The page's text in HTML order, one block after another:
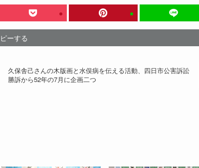
ーする
久保舎己さんの木版画と水俣病を伝える活動、四日市公害訴訟
勝訴から52年の7月に企画二つ